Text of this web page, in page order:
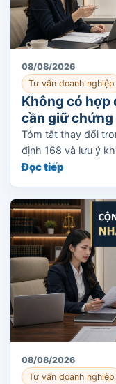
08/08/2026
Tư vấn doanh nghiệp
Không có hợp
cần giữ chứng
Tóm tắt thay đổi
định 168 và lưu ý
Đọc tiếp
08/08/2026
Tư vấn doanh nghiệp